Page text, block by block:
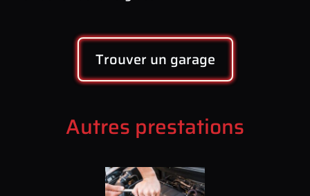
Trouver un garage
Autres prestations